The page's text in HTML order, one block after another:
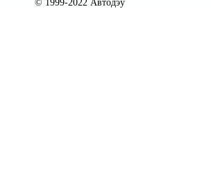
© 1999-2022 Автодэу